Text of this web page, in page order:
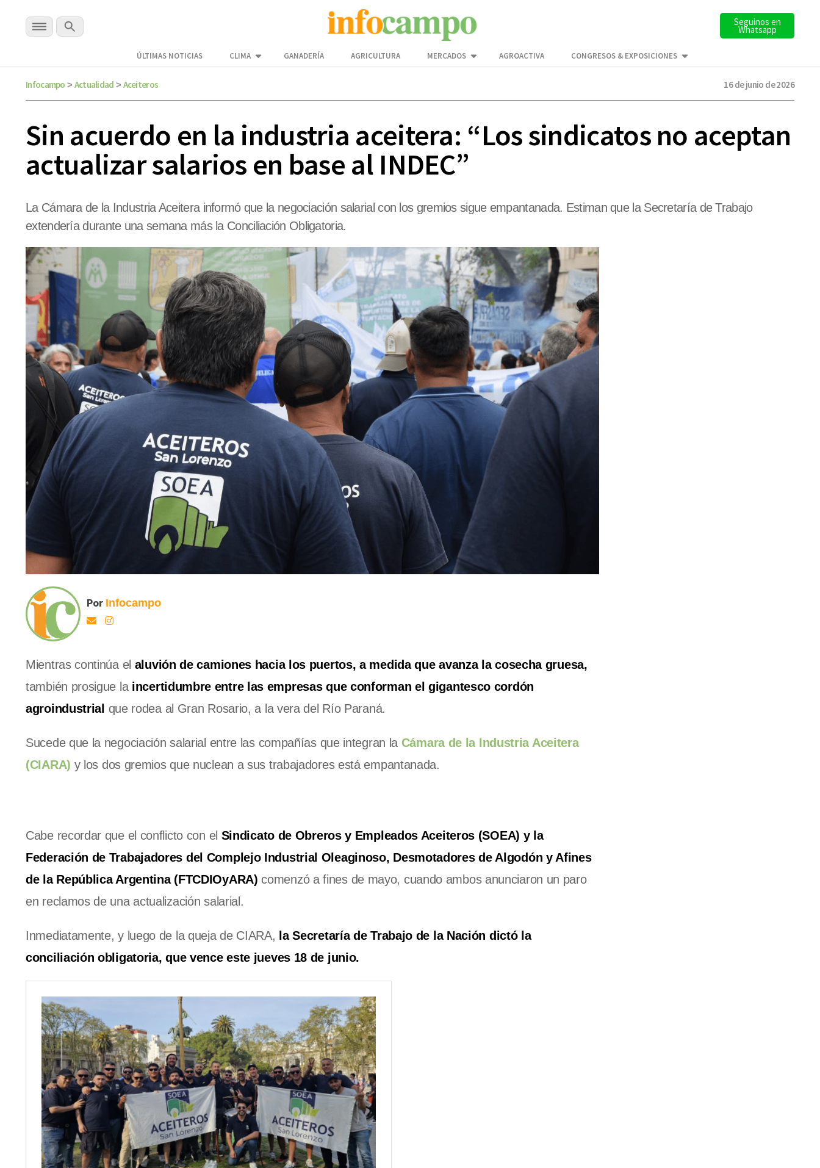
Seguinos en
Whatsapp
ÚLTIMAS NOTICIAS CLIMA GANADERÍA AGRICULTURA MERCADOS AGROACTIVA CONGRESOS & EXPOSICIONES
Infocampo > Actualidad > Aceiteros 16 de junio de 2026
Sin acuerdo en la industria aceitera: “Los sindicatos no aceptan
actualizar salarios en base al INDEC”
La Cámara de la Industria Aceitera informó que la negociación salarial con los gremios sigue empantanada. Estiman que la Secretaría de Trabajo
extendería durante una semana más la Conciliación Obligatoria.
Por Infocampo
Mientras continúa el aluvión de camiones hacia los puertos, a medida que avanza la cosecha gruesa,
también prosigue la incertidumbre entre las empresas que conforman el gigantesco cordón
agroindustrial que rodea al Gran Rosario, a la vera del Río Paraná.
Sucede que la negociación salarial entre las compañías que integran la Cámara de la Industria Aceitera
(CIARA) y los dos gremios que nuclean a sus trabajadores está empantanada.
Cabe recordar que el conflicto con el Sindicato de Obreros y Empleados Aceiteros (SOEA) y la
Federación de Trabajadores del Complejo Industrial Oleaginoso, Desmotadores de Algodón y Afines
de la República Argentina (FTCDIOyARA) comenzó a fines de mayo, cuando ambos anunciaron un paro
en reclamos de una actualización salarial.
Inmediatamente, y luego de la queja de CIARA, la Secretaría de Trabajo de la Nación dictó la
conciliación obligatoria, que vence este jueves 18 de junio.